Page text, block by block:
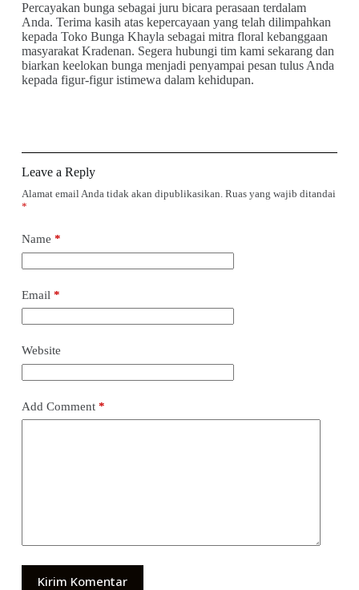
Percayakan bunga sebagai juru bicara perasaan terdalam
Anda. Terima kasih atas kepercayaan yang telah dilimpahkan
kepada Toko Bunga Khayla sebagai mitra floral kebanggaan
masyarakat Kradenan. Segera hubungi tim kami sekarang dan
biarkan keelokan bunga menjadi penyampai pesan tulus Anda
kepada figur-figur istimewa dalam kehidupan.
Leave a Reply
Alamat email Anda tidak akan dipublikasikan. Ruas yang wajib ditandai
*
Name *
Email *
Website
Add Comment*
Kirim Komentar